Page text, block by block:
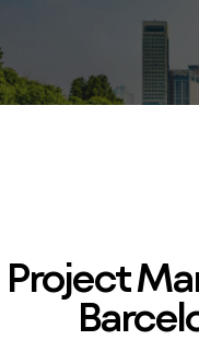
Project